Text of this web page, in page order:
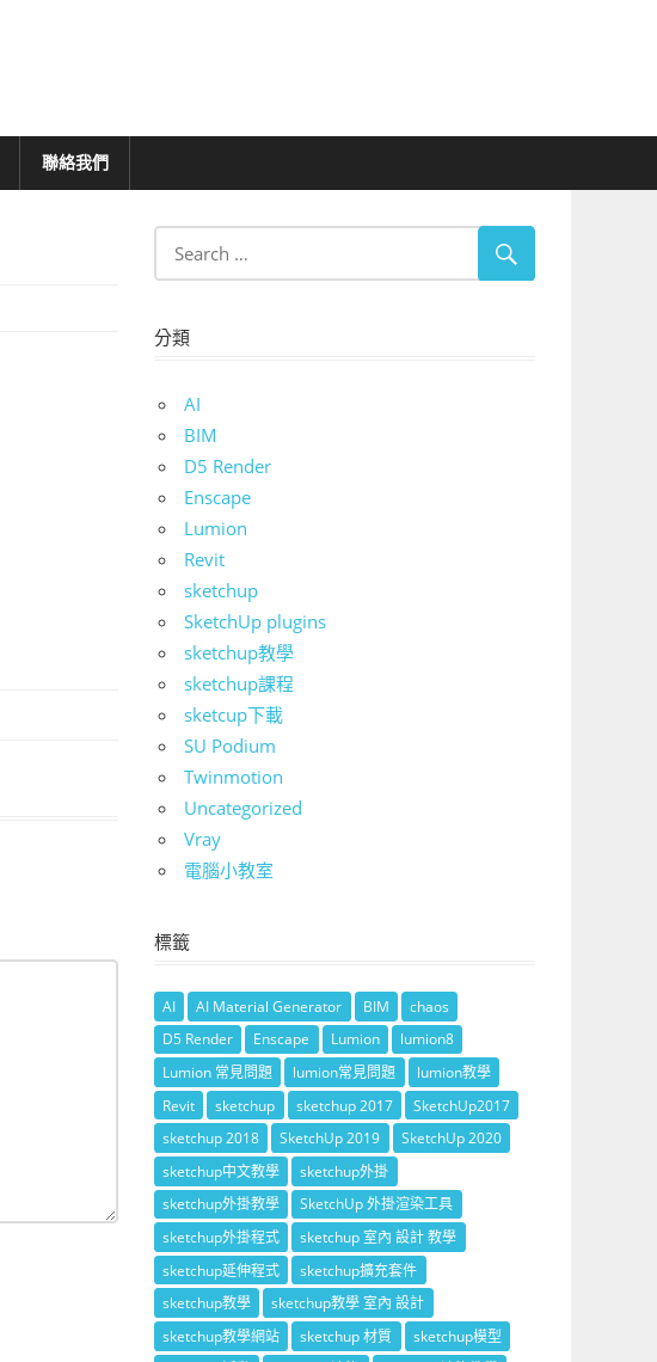
聯絡我們
分類
AI
BIM
D5 Render
Enscape
Lumion
Revit
sketchup
SketchUp plugins
sketchup教學
sketchup課程
sketcup下載
SU Podium
Twinmotion
Uncategorized
Vray
電腦小教室
標籤
AI AI Material Generator BIM
chaos
D5 Render
Enscape Lumion
lumion8
Lumion 常見問題
lumion常見問題
lumion教學
Revit
sketchup sketchup 2017
SketchUp2017
sketchup 2018
SketchUp 2019
SketchUp 2020
sketchup中文教學
sketchup外掛
sketchup外掛教學
SketchUp 外掛渲染工具
sketchup外掛程式
sketchup 室內 設計 教學
sketchup延伸程式
sketchup擴充套件
sketchup教學
sketchup教學 室內 設計
sketchup教學網站
sketchup 材質
sketchup模型